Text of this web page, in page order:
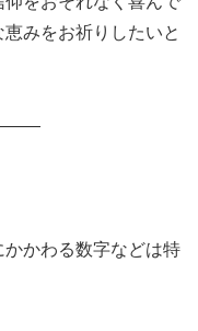
みをお祈りしたいと
かわる数字などは特